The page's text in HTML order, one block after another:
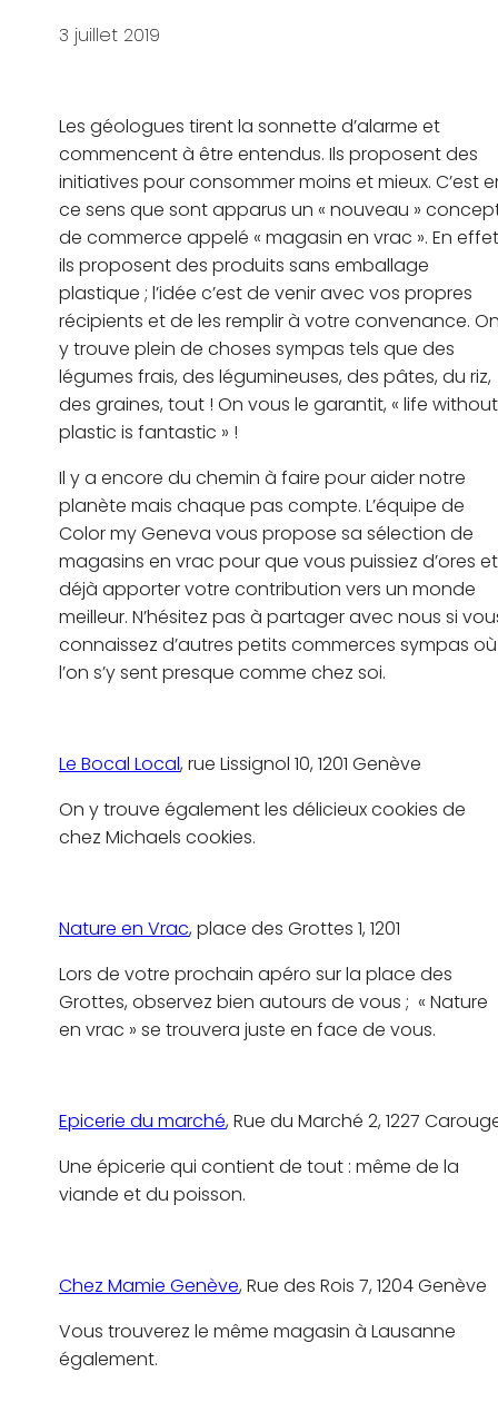
3 juillet 2019
Les géologues tirent la sonnette d’alarme et
commencent à être entendus. Ils proposent des
initiatives pour consommer moins et mieux. C’est
ce sens que sont apparus un « nouveau »
de commerce appelé « magasin en vrac ». En
ils proposent des produits sans emballage
plastique ; l’idée c’est de venir avec vos propres
récipients et de les remplir à votre convenance.
y trouve plein de choses sympas tels que des
légumes frais, des légumineuses, des pâtes, du riz,
des graines, tout ! On vous le garantit, « life without
plastic is fantastic » !
Il y a encore du chemin à faire pour aider notre
planète mais chaque pas compte. L’équipe de
Color my Geneva vous propose sa sélection de
magasins en vrac pour que vous puissiez d’ores et
déjà apporter votre contribution vers un monde
meilleur. N’hésitez pas à partager avec nous si
connaissez d’autres petits commerces sympas où
l’on s’y sent presque comme chez soi.
Le Bocal Local, rue Lissignol 10, 1201 Genève
On y trouve également les délicieux cookies de
chez Michaels cookies.
Nature en Vrac, place des Grottes 1, 1201
Lors de votre prochain apéro sur la place des
Grottes, observez bien autours de vous ; « Nature
en vrac » se trouvera juste en face de vous.
Epicerie du marché, Rue du Marché 2, 1227
Une épicerie qui contient de tout : même de la
viande et du poisson.
Chez Mamie Genève, Rue des Rois 7, 1204 Genève
Vous trouverez le même magasin à Lausanne
également.